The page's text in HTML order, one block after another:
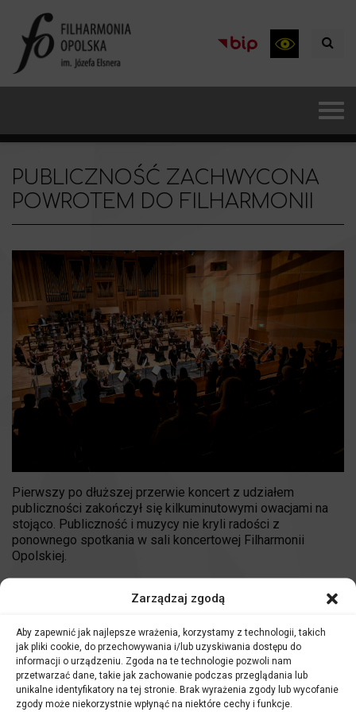
Zarządzaj zgodą
Aby zapewnić jak najlepsze wrażenia, korzystamy z technologii, takich
jak pliki cookie, do przechowywania i/lub uzyskiwania dostępu do
informacji o urządzeniu. Zgoda na te technologie pozwoli nam
przetwarzać dane, takie jak zachowanie podczas przeglądania lub
unikalne identyfikatory na tej stronie. Brak wyrażenia zgody lub wycofanie
zgody może niekorzystnie wpłynąć na niektóre cechy i funkcje.
PUBLICZNOŚĆ ZACHWYCONA
POWROTEM DO FILHARMONII
Pierwszy po dłuższej przerwie koncert z udziałem
publiczności zakończył się kilkuminutowymi owacjami na
stojąco. Publiczność i muzycy nie kryli radości z
ponownego spotkania w sali koncertowej Filharmonii
Opolskiej.
Hurkot, która właśnie ukończyła studia na kierunku
im. I.J. Paderewskiego w Poznaniu, gdzie kształciła się w
klasie prof. AM. Przemysława Neumanna. W rozmowie z
Radiem Opole młoda dyrygentka tuż po koncercie
przyznała:
– Cała się trzęsę, każdy palec mi się trzęsie, choć w radiu